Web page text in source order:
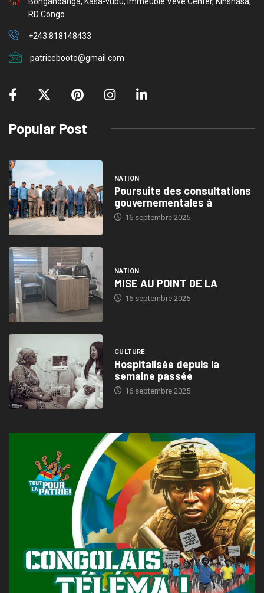
RD Congo
+243 818148433
patricebooto@gmail.com
Popular Post
NATION
Poursuite des consultations
gouvernementales à
16 septembre 2025
NATION
MISE AU POINT DE LA
16 septembre 2025
CULTURE
Hospitalisée depuis la
semaine passée
16 septembre 2025